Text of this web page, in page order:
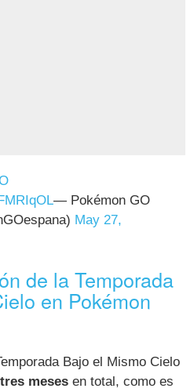
— Pokémon GO
May 27,
de la Temporada
en Pokémon
Bajo el Mismo Cielo
tres meses en total, como es